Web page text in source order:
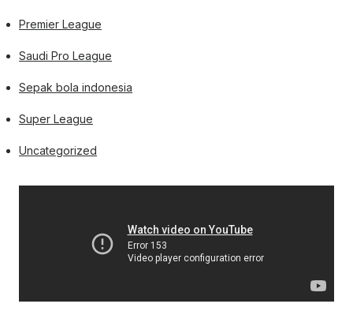
Premier League
Saudi Pro League
Sepak bola indonesia
Super League
Uncategorized